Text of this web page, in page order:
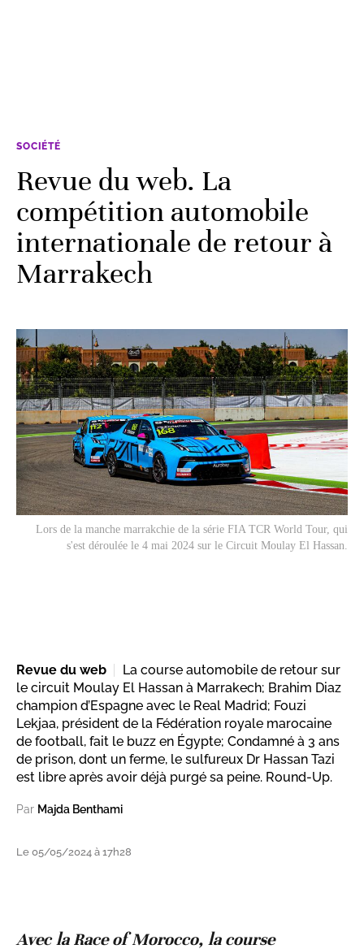
SOCIÉTÉ
Revue du web. La
compétition automobile
internationale de retour à
Marrakech
Lors de la manche marrakchie de la série FIA ​​TCR World Tour, qui
s'est déroulée le 4 mai 2024 sur le Circuit Moulay El Hassan.
Revue du web
La course automobile de retour sur
le circuit Moulay El Hassan à Marrakech; Brahim Diaz
champion d’Espagne avec le Real Madrid; Fouzi
Lekjaa, président de la Fédération royale marocaine
de football, fait le buzz en Égypte; Condamné à 3 ans
de prison, dont un ferme, le sulfureux Dr Hassan Tazi
est libre après avoir déjà purgé sa peine. Round-Up.
Par Majda Benthami
Le 05/05/2024 à 17h28
Avec la Race of Morocco, la course